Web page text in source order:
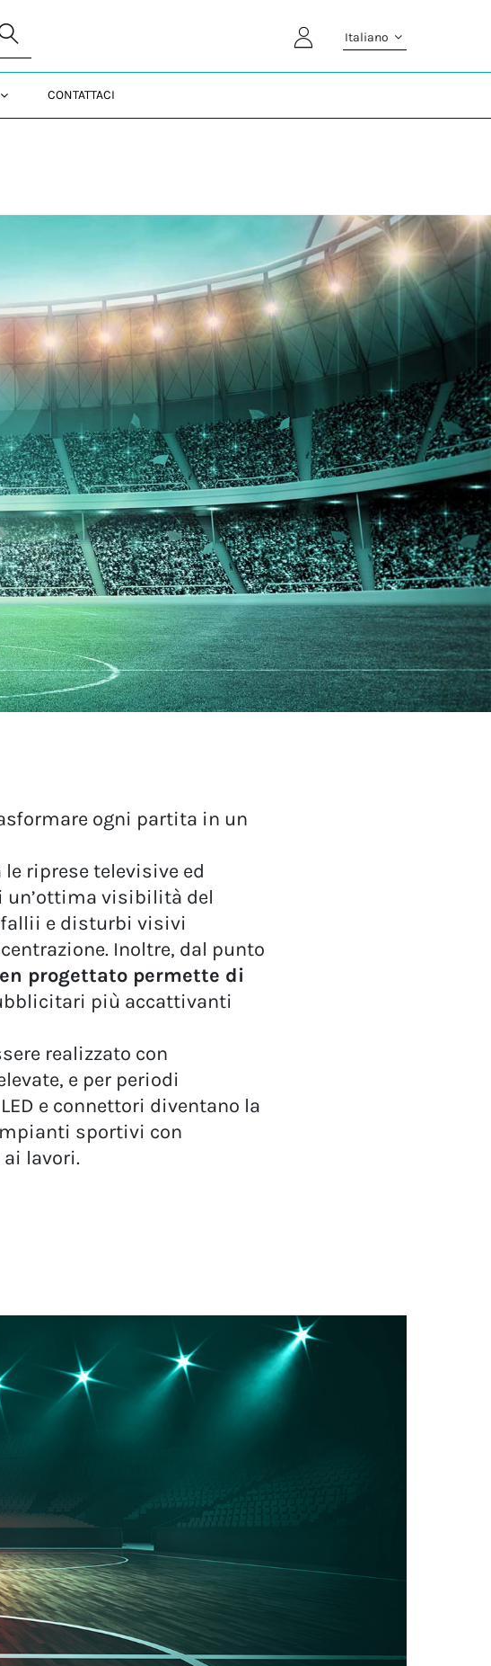
Italiano
CONTATTACI
ogni partita in un
riprese televisive ed
un’ottima visibilità del
e disturbi visivi
Inoltre, dal punto
progettato permette di
più accattivanti
realizzato con
e per periodi
e connettori diventano la
sportivi con
lavori.